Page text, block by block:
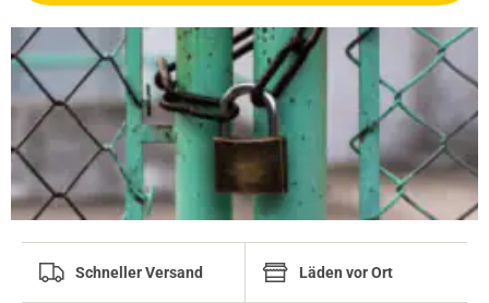
Schneller Versand Läden vor Ort